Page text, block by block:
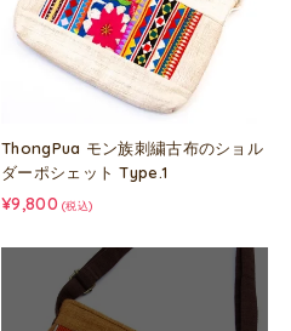
ThongPua モン族刺繍古布のショル
ダーポシェット Type.1
¥9,800 (税込)